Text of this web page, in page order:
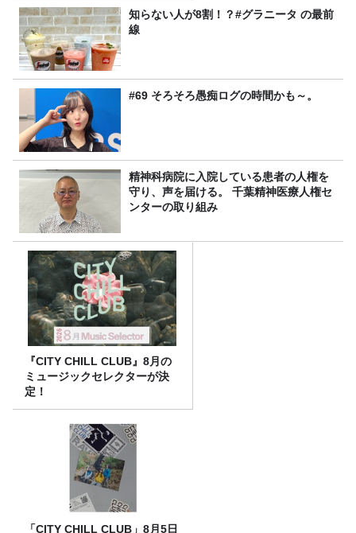
知らない人が8割！？#グラニータ の最前
線
#69 そろそろ愚痴ログの時間かも～。
精神科病院に入院している患者の人権を
守り、声を届ける。 千葉精神医療人権セ
ンターの取り組み
『CITY CHILL CLUB』8月の
ミュージックセレクターが決
定！
「CITY CHILL CLUB」8月5日